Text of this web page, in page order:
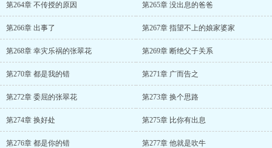
第264章 不传授的原因 第265章 没出息的爸爸
第266章 出事了 第267章 指望不上的娘家婆家
第268章 幸灾乐祸的张翠花 第269章 断绝父子关系
第270章 都是我的错 第271章 广而告之
第272章 委屈的张翠花 第273章 换个思路
第274章 换好处 第275章 比你有出息
第276章 都是你的错 第277章 他就是吹牛